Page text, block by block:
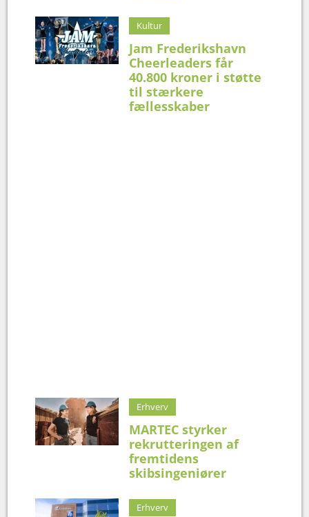
Kultur
Jam Frederikshavn
Cheerleaders får
40.800 kroner i støtte
til stærkere
fællesskaber
Erhverv
MARTEC styrker
rekrutteringen af
fremtidens
skibsingeniører
Erhverv